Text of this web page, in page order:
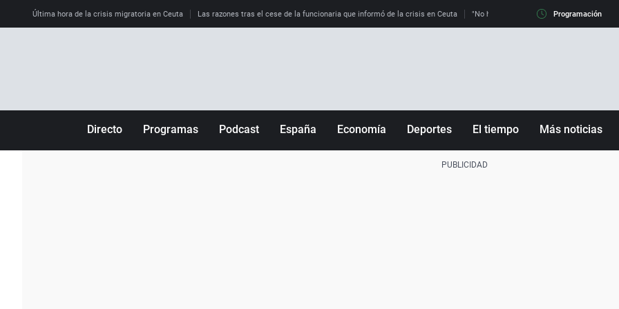
Última hora de la crisis migratoria en Ceuta Las razones tras el cese de la funcionaria que informó de la crisis en Ceuta "No hay mafias, que no nos engañen":
Programación
Directo Programas Podcast España Economía Deportes El tiempo Más noticias